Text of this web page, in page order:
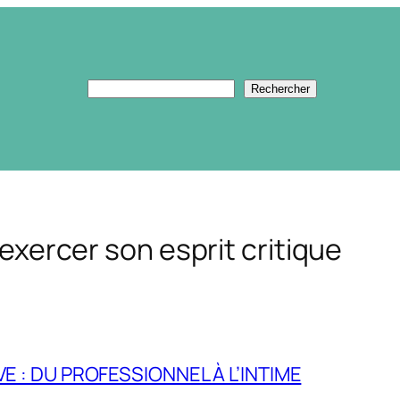
Rechercher Rechercher
son esprit critique
: DU PROFESSIONNEL À L’INTIME